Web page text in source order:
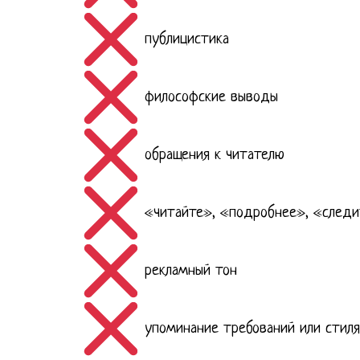
публицистика
философские выводы
обращения к читателю
«читайте», «подробнее»,
рекламный тон
упоминание требований или стиля